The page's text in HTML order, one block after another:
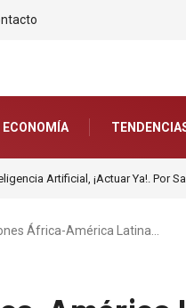
ECONOMÍA
Artificial, ¡Actuar Ya!. Por
África-América Latina…